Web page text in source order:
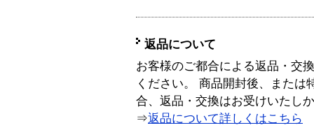
返品について
お客様のご都合による返品・交
ください。 商品開封後、または
合、返品・交換はお受けいたし
⇒返品について詳しくはこちら